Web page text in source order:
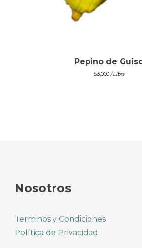
Pepino de
$3,000/ Libra
Nosotros
Terminos y Condiciones.
Política de Privacidad